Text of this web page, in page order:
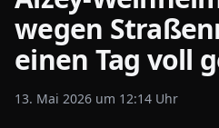
wegen
einen Tag voll
13. Mai 2026 um 12:14 Uhr